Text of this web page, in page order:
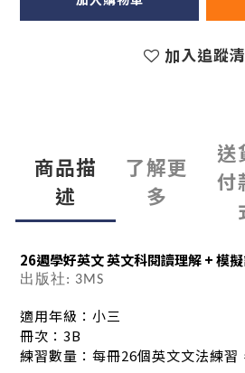
加入追蹤
商品描
述
了解更
多
送
付
26週學好英文 英文科閱讀理解 + 模
出版社: 3MS
適用年級：小三
冊次：3B
練習數量：每冊26個英文文法練習